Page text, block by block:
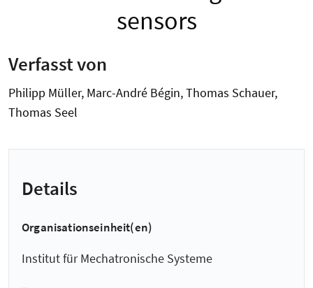
sensors
Verfasst von
Philipp Müller, Marc-André Bégin, Thomas Schauer,
Thomas Seel
Details
Organisationseinheit(en)
Institut für Mechatronische Systeme